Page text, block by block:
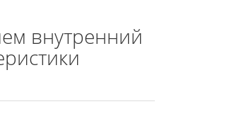
внутренний